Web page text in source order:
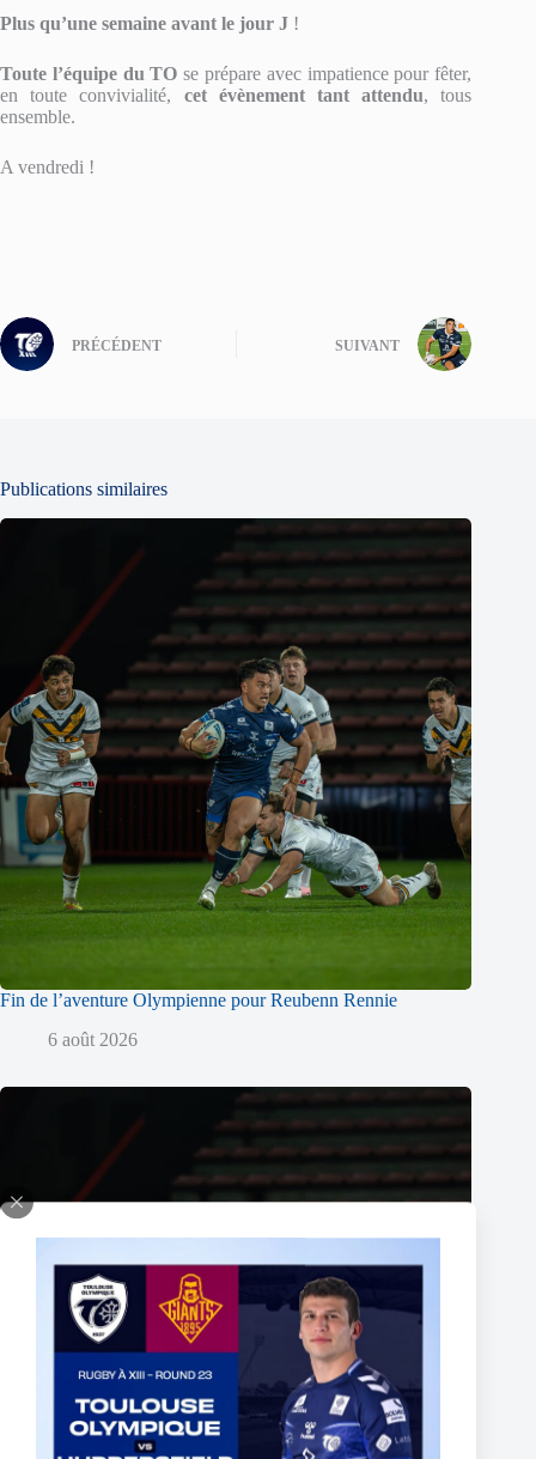
Plus qu’une semaine avant le jour J !
Toute l’équipe du TO se prépare avec impatience pour fêter,
en toute convivialité, cet évènement tant attendu, tous
ensemble.
A vendredi !
PRÉCÉDENT SUIVANT
Publications similaires
Fin de l’aventure Olympienne pour Reubenn Rennie
6 août 2026